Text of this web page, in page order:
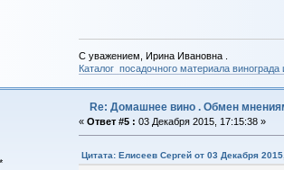
С уважением, Ирина Ивановна .
Каталог посадочного материала
Re: Домашнее вино . Обмен
« Ответ #5 : 03 Декабря 2015, 17:15:38 »
Цитата: Елисеев Сергей от 03 Декабря